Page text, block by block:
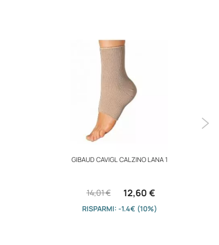
GIBAUD CAVIGL CALZINO LANA 1
12,60 €
14,01 €
RISPARMI: -1.4€ (10%)